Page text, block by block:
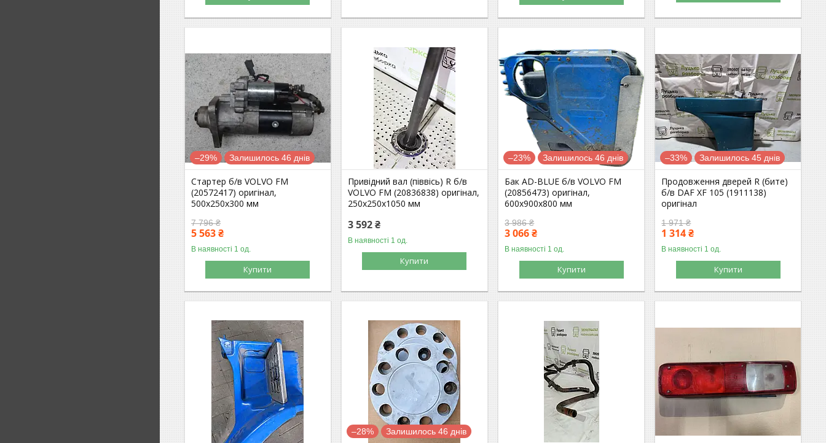
–29% Залишилось 46 днів
Стартер б/в VOLVO FM
(20572417) оригінал,
500х250х300 мм
7 796 ₴
5 563 ₴
В наявності 1 од.
Купити
Привідний вал (піввісь) R б/в
VOLVO FM (20836838) оригінал,
250х250х1050 мм
3 592 ₴
В наявності 1 од.
Купити
–23% Залишилось 46 днів
Бак AD-BLUE б/в VOLVO FM
(20856473) оригінал,
600х900х800 мм
3 986 ₴
3 066 ₴
В наявності 1 од.
Купити
–33% Залишилось 45 днів
Продовження дверей R (бите)
б/в DAF XF 105 (1911138)
оригінал
1 971 ₴
1 314 ₴
В наявності 1 од.
Купити
–28% Залишилось 46 днів